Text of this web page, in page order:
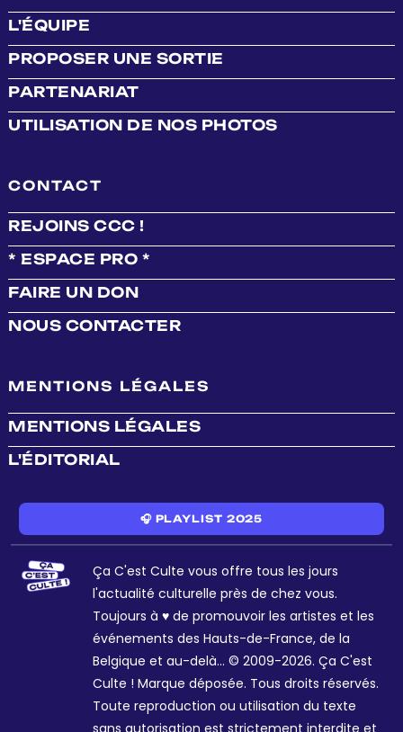
L'ÉQUIPE
PROPOSER UNE SORTIE
PARTENARIAT
UTILISATION DE NOS PHOTOS
CONTACT
REJOINS CCC !
* ESPACE PRO *
FAIRE UN DON
NOUS CONTACTER
MENTIONS LÉGALES
MENTIONS LÉGALES
L'ÉDITORIAL
🎧 PLAYLIST 2025
Ça C'est Culte vous offre tous les jours
l'actualité culturelle près de chez vous.
Toujours à ♥ de promouvoir les artistes et les
événements des Hauts-de-France, de la
Belgique et au-delà... © 2009-2026. Ça C'est
Culte ! Marque déposée. Tous droits réservés.
Toute reproduction ou utilisation du texte
sans autorisation est strictement interdite et